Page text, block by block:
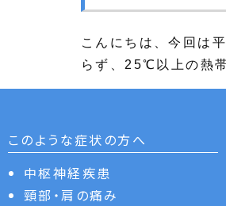
こんにちは、今回は
らず、25℃以上の熱
このような症状の方へ
中枢神経疾患
頸部・肩の痛み